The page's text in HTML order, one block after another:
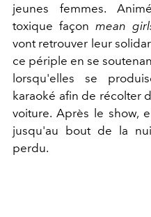
jeunes femmes.
toxique façon mean
vont retrouver leur
ce périple en se
lorsqu'elles se
karaoké afin de récolter
voiture. Après le show,
jusqu'au bout de la
perdu.